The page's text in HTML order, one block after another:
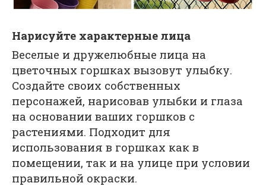
Нарисуйте характерные лица
Веселые и дружелюбные лица на
цветочных горшках вызовут улыбку.
Создайте своих собственных
персонажей, нарисовав улыбки и глаза
на основании ваших горшков с
растениями. Подходит для
использования в горшках как в
помещении, так и на улице при условии
правильной окраски.